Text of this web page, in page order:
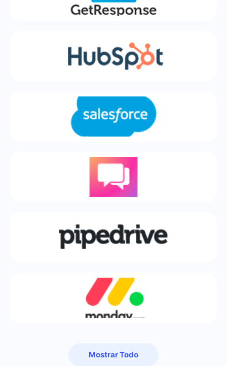
Mostrar Todo